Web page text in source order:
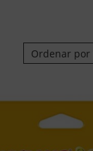
Ordenar por